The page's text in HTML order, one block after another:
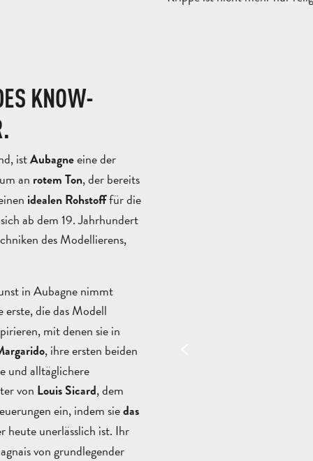
KNOW-
istAubagneeine der
an rotem Ton, der bereits
idealen Rohstofffür die
ab dem 19. Jahrhundert
des Modellierens,
in Aubagne nimmt
die das Modell
mit denen sie in
, ihre ersten beiden
und alltäglichere
von Louis Sicard, dem
ein, indem siedas
heute unerlässlich ist. Ihr
von grundlegender